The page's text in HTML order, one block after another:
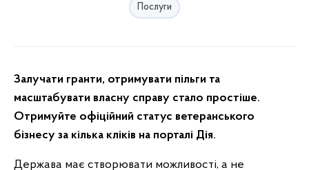
Послуги
Залучати гранти, отримувати пільги та
масштабувати власну справу стало простіше.
Отримуйте офіційний статус ветеранського
бізнесу за кілька кліків на порталі Дія.
Держава має створювати можливості, а не